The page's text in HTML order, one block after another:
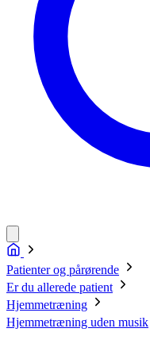
Patienter og pårørende
Er du allerede patient
Hjemmetræning
Hjemmetræning uden musik